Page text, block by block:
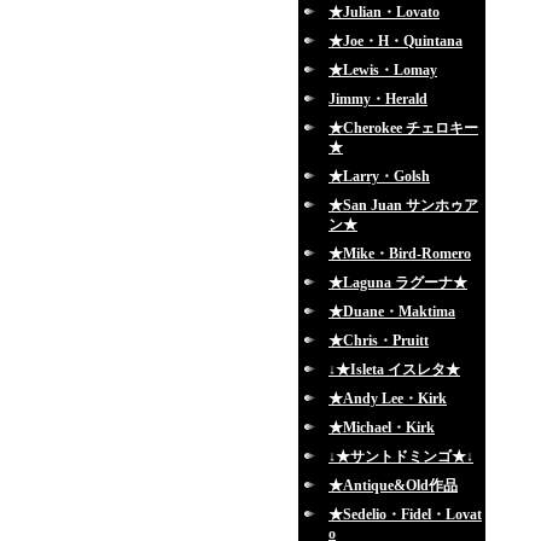
★Julian・Lovato
★Joe・H・Quintana
★Lewis・Lomay
Jimmy・Herald
★Cherokee チェロキー
★
★Larry・Golsh
★San Juan サンホゥア
ン★
★Mike・Bird-Romero
★Laguna ラグーナ★
★Duane・Maktima
★Chris・Pruitt
↓★Isleta イスレタ★
★Andy Lee・Kirk
★Michael・Kirk
↓★サントドミンゴ★↓
★Antique&Old作品
★Sedelio・Fidel・Lovat
o